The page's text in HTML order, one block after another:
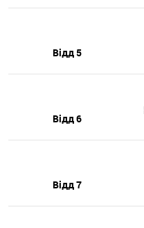
Відд 5
Відд 6
Відд 7